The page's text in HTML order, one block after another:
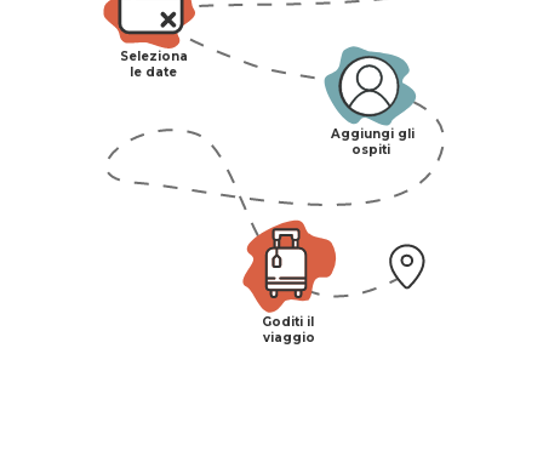
Goditi il
viaggio
Aggiungi gli
ospiti
Seleziona
le date